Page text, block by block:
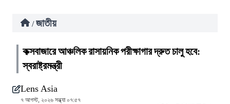
/ জাতীয়
কক্সবাজারে আঞ্চলিক রাসায়নিক পরীক্ষাগার দ্রুত চালু হবে:
স্বরাষ্ট্রমন্ত্রী
Lens Asia
৭ আগস্ট, ২০২৬ সন্ধ্যা ০৭:৫৭